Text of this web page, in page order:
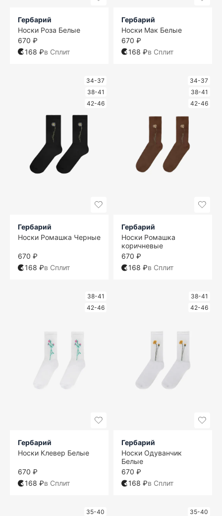
Гербарий
Носки Роза Белые
670 ₽
168 ₽в Сплит
Гербарий
Носки Мак Белые
670 ₽
168 ₽в Сплит
34-37
38-41
42-46
Гербарий
Носки Ромашка Черные
670 ₽
168 ₽в Сплит
34-37
38-41
42-46
Гербарий
Носки Ромашка
коричневые
670 ₽
168 ₽в Сплит
38-41
42-46
Гербарий
Носки Клевер Белые
670 ₽
168 ₽в Сплит
38-41
42-46
Гербарий
Носки Одуванчик
Белые
670 ₽
168 ₽в Сплит
35-40 35-40